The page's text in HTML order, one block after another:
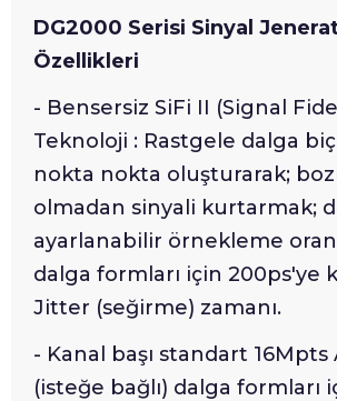
DG2000 Serisi Sinyal
Özellikleri
- Bensersiz SiFi II (Signal
Teknoloji : Rastgele dalga
nokta nokta oluşturarak;
olmadan sinyali kurtarmak;
ayarlanabilir örnekleme
dalga formları için 200ps'ye
Jitter (seğirme) zamanı.
- Kanal başı standart
(isteğe bağlı) dalga formları